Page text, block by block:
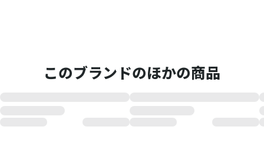
このブランドのほかの商品